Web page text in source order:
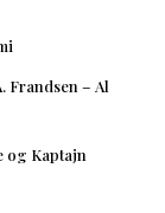
Frandsen – Al
og Kaptajn